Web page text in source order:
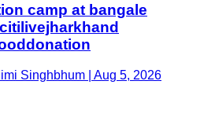
camp at bangale
Singhbhum | Aug 5, 2026